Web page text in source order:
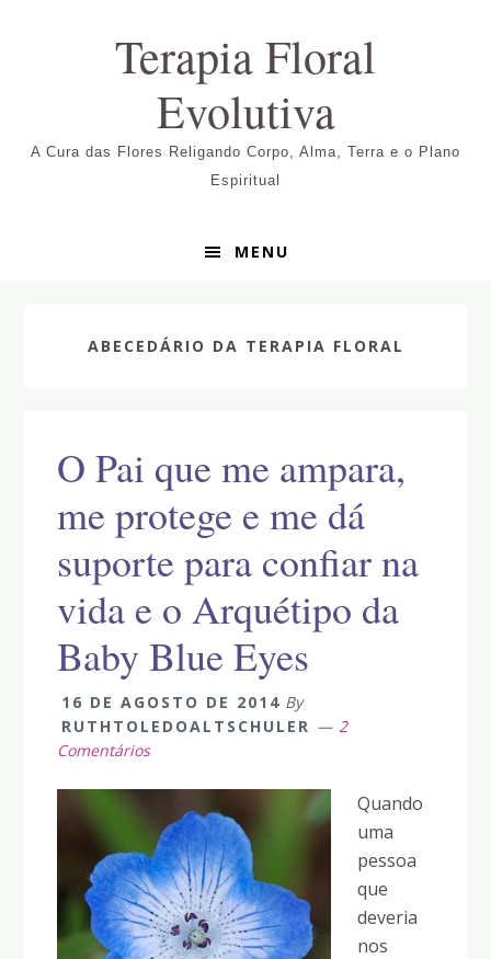
Terapia Floral
Evolutiva
A Cura das Flores Religando Corpo, Alma, Terra e o Plano
Espiritual
MENU
ABECEDÁRIO DA TERAPIA FLORAL
O Pai que me ampara,
me protege e me dá
suporte para confiar na
vida e o Arquétipo da
Baby Blue Eyes
16 DE AGOSTO DE 2014 By
RUTHTOLEDOALTSCHULER
2
Comentários
Quando
uma
pessoa
que
deveria
nos